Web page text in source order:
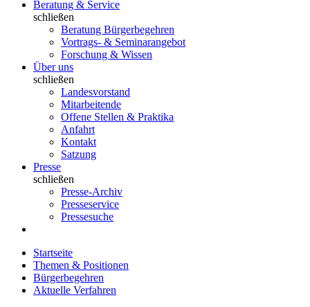
Beratung & Service
schließen
Beratung Bürgerbegehren
Vortrags- & Seminarangebot
Forschung & Wissen
Über uns
schließen
Landesvorstand
Mitarbeitende
Offene Stellen & Praktika
Anfahrt
Kontakt
Satzung
Presse
schließen
Presse-Archiv
Presseservice
Pressesuche
Startseite
Themen & Positionen
Bürgerbegehren
Aktuelle Verfahren